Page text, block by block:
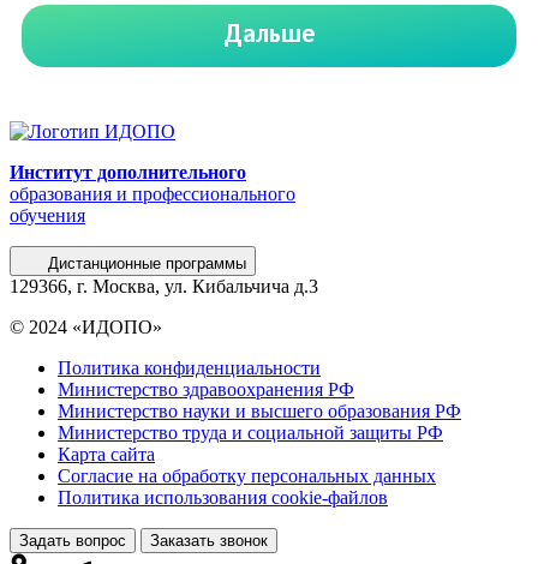
Институт дополнительного
образования и профессионального
обучения
Дистанционные программы
129366, г. Москва, ул. Кибальчича д.3
© 2024 «ИДОПО»
Политика конфиденциальности
Министерство здравоохранения РФ
Министерство науки и высшего образования РФ
Министерство труда и социальной защиты РФ
Карта сайта
Согласие на обработку персональных данных
Политика использования сookie-файлов
Задать вопрос Заказать звонок